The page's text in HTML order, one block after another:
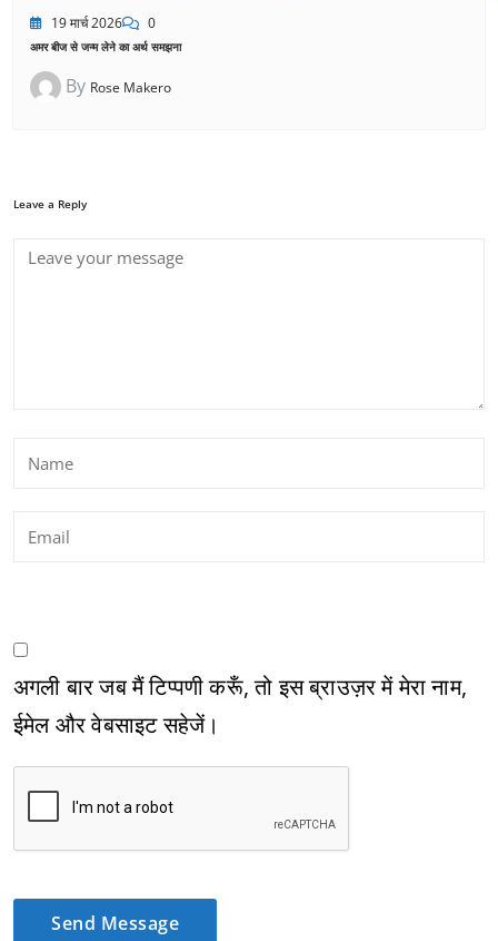
19 मार्च 2026 0
अमर बीज से जन्म लेने का अर्थ समझना
By Rose Makero
Leave a Reply
अगली बार जब मैं टिप्पणी करूँ, तो इस ब्राउज़र में मेरा नाम,
ईमेल और वेबसाइट सहेजें।